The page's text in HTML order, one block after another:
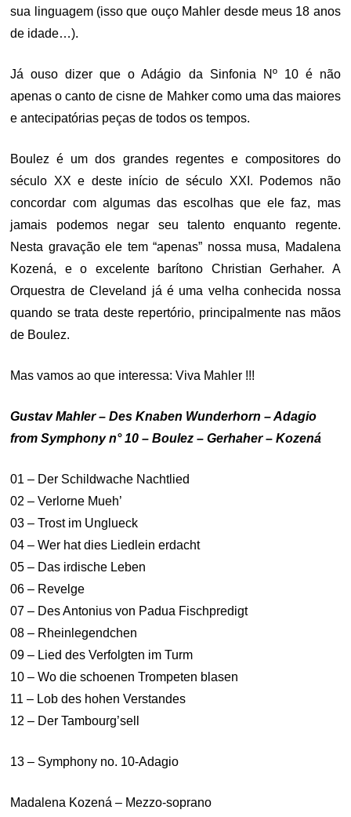
sua linguagem (isso que ouço Mahler desde meus 18 anos
de idade…).
Já ouso dizer que o Adágio da Sinfonia Nº 10 é não
apenas o canto de cisne de Mahker como uma das maiores
e antecipatórias peças de todos os tempos.
Boulez é um dos grandes regentes e compositores do
século XX e deste início de século XXI. Podemos não
concordar com algumas das escolhas que ele faz, mas
jamais podemos negar seu talento enquanto regente.
Nesta gravação ele tem “apenas” nossa musa, Madalena
Kozená, e o excelente barítono Christian Gerhaher. A
Orquestra de Cleveland já é uma velha conhecida nossa
quando se trata deste repertório, principalmente nas mãos
de Boulez.
Mas vamos ao que interessa: Viva Mahler !!!
Gustav Mahler – Des Knaben Wunderhorn – Adagio
from Symphony n° 10 – Boulez – Gerhaher – Kozená
01 – Der Schildwache Nachtlied
02 – Verlorne Mueh’
03 – Trost im Unglueck
04 – Wer hat dies Liedlein erdacht
05 – Das irdische Leben
06 – Revelge
07 – Des Antonius von Padua Fischpredigt
08 – Rheinlegendchen
09 – Lied des Verfolgten im Turm
10 – Wo die schoenen Trompeten blasen
11 – Lob des hohen Verstandes
12 – Der Tambourg’sell
13 – Symphony no. 10-Adagio
Madalena Kozená – Mezzo-soprano